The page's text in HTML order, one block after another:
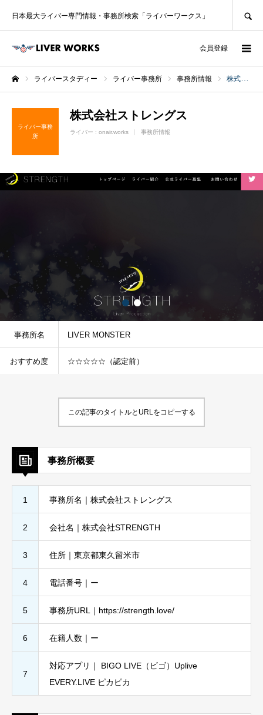
日本最大ライバー専門情報・事務所検索「ライバーワークス」
会員登録
ライバースタディー ライバー事務所 事務所情報 株式会社ストレングス
ライバー事務
所
株式会社ストレングス
ライバー : onair.works 事務所情報
事務所名 LIVER MONSTER
おすすめ度 ☆☆☆☆☆（認定前）
この記事のタイトルとURLをコピーする
事務所概要
1 事務所名｜株式会社ストレングス
2 会社名｜株式会社STRENGTH
3 住所｜東京都東久留米市
4 電話番号｜ー
5 事務所URL｜https://strength.love/
6 在籍人数｜ー
7
対応アプリ｜ BIGO LIVE（ビゴ）Uplive
EVERY.LIVE ピカピカ